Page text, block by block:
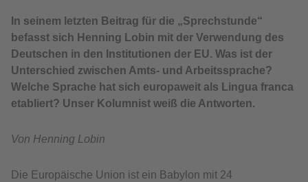
In seinem letzten Beitrag für die „Sprechstunde“
befasst sich Henning Lobin mit der Verwendung des
Deutschen in den Institutionen der EU. Was ist der
Unterschied zwischen Amts- und Arbeitssprache?
Welche Sprache hat sich europaweit als Lingua franca
etabliert? Unser Kolumnist weiß die Antworten.
Von Henning Lobin
Die Europäische Union ist ein Babylon mit 24